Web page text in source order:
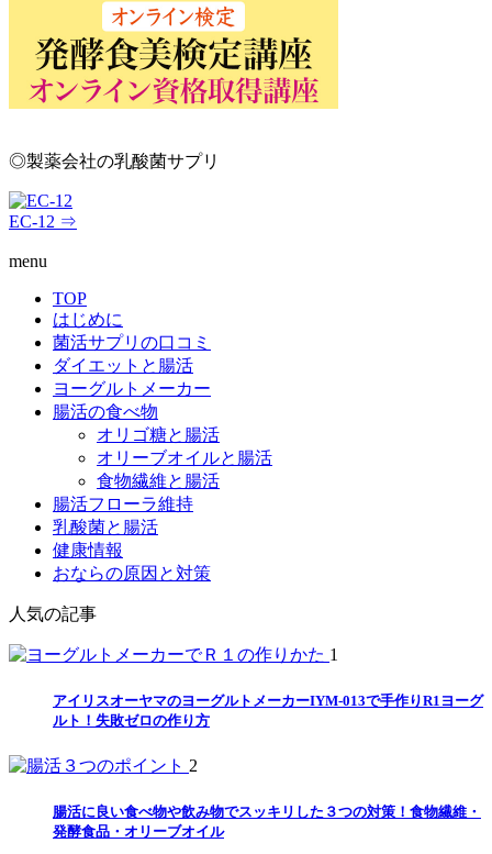
◎製薬会社の乳酸菌サプリ
EC-12 ⇒
menu
TOP
はじめに
菌活サプリの口コミ
ダイエットと腸活
ヨーグルトメーカー
腸活の食べ物
オリゴ糖と腸活
オリーブオイルと腸活
食物繊維と腸活
腸活フローラ維持
乳酸菌と腸活
健康情報
おならの原因と対策
人気の記事
1
アイリスオーヤマのヨーグルトメーカーIYM-013で手作りR1ヨーグ
ルト！失敗ゼロの作り方
2
腸活に良い食べ物や飲み物でスッキリした３つの対策！食物繊維・
発酵食品・オリーブオイル